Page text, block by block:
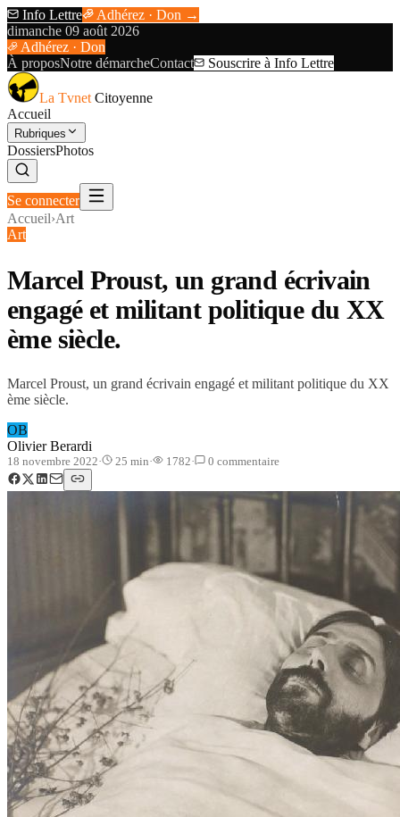
Info Lettre
Adhérez · Don →
dimanche 09 août 2026
Adhérez · Don
À proposNotre démarcheContact Souscrire à Info Lettre
La Tvnet Citoyenne
Accueil
Rubriques
DossiersPhotos
Se connecter
Accueil›Art
Art
Marcel Proust, un grand écrivain
engagé et militant politique du XX
ème siècle.
Marcel Proust, un grand écrivain engagé et militant politique du XX
ème siècle.
OB
Olivier Berardi
18 novembre 2022· 25 min· 1782· 0 commentaire